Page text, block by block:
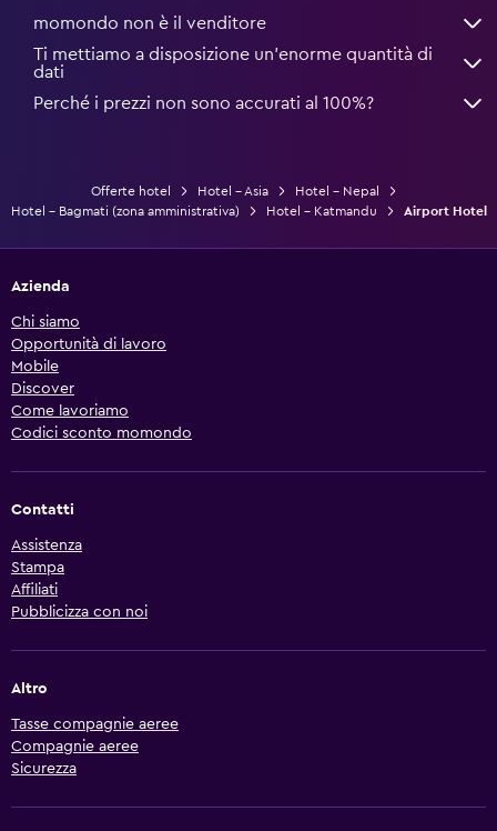
momondo non è il venditore
Ti mettiamo a disposizione un’enorme quantità di
dati
Perché i prezzi non sono accurati al 100%?
Offerte hotel Hotel - Asia
Hotel - Nepal
Hotel - Bagmati (zona amministrativa)
Hotel - Katmandu Airport Hotel
Azienda
Chi siamo
Opportunità di lavoro
Mobile
Discover
Come lavoriamo
Codici sconto momondo
Contatti
Assistenza
Stampa
Affiliati
Pubblicizza con noi
Altro
Tasse compagnie aeree
Compagnie aeree
Sicurezza